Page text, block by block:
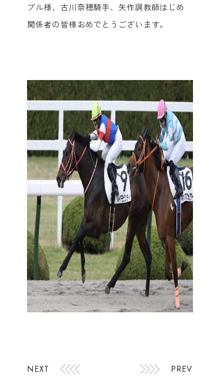
ブル様、古川奈穂騎手、矢作調教師はじめ
関係者の皆様おめでとうございます。
NEXT PREV